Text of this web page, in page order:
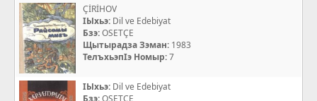
ÇİRİHOV
IЫхьэ: Dil ve Edebiyat
Бзэ:OSETÇE
Щытырадза Зэман: 1983
ТелъхьэпIэ Номыр:7
IЫхьэ: Dil ve Edebiyat
Бзэ:OSETÇE